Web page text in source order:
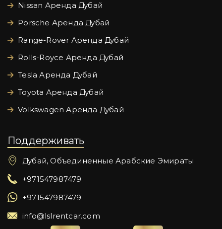
Nissan Аренда Дубай
Porsche Аренда Дубай
Range-Rover Аренда Дубай
Rolls-Royce Аренда Дубай
Tesla Аренда Дубай
Toyota Аренда Дубай
Volkswagen Аренда Дубай
Поддерживать
Дубай, Объединенные Арабские Эмираты
+971547987479
+971547987479
info@lslrentcar.com